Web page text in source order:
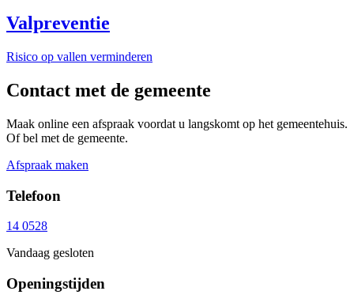
Valpreventie
Risico op vallen verminderen
Contact met de gemeente
Maak online een afspraak voordat u langskomt op het gemeentehuis.
Of bel met de gemeente.
Afspraak maken
Telefoon
14 0528
Vandaag gesloten
Openingstijden